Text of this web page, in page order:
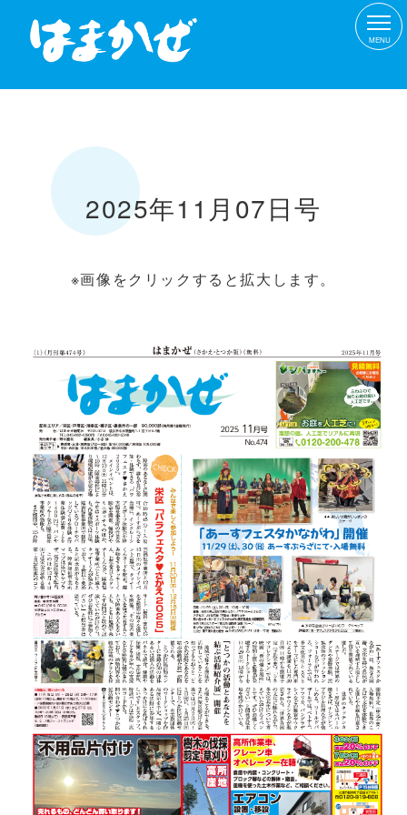
MENU
2025年11月07日号
※画像をクリックすると拡大します。